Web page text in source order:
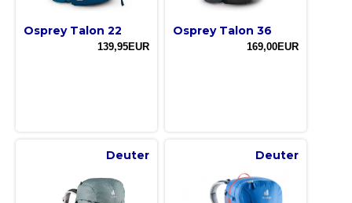
Osprey Talon 22
139,95EUR
Osprey Talon 36
169,00EUR
Deuter Deuter